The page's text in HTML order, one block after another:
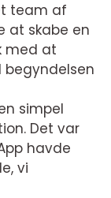
team af
at skabe en
med at
begyndelsen
simpel
Det var
havde
vi